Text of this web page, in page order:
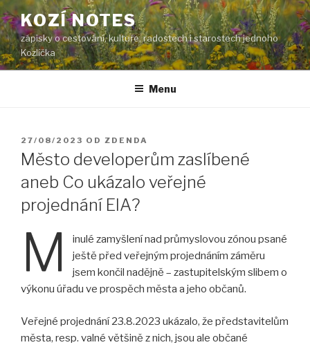
Přejít
k
obsahu
webu
KOZÍ NOTES
zápisky o cestování, kultuře, radostech i starostech jednoho
Kozlíčka
Menu
PUBLIKOVÁNO
27/08/2023 OD ZDENDA
Město developerům zaslíbené
aneb Co ukázalo veřejné
projednání EIA?
M
inulé zamyšlení nad průmyslovou zónou psané
ještě před veřejným projednáním záměru
jsem končil nadějně – zastupitelským slibem o
výkonu úřadu ve prospěch města a jeho občanů.
Veřejné projednání 23.8.2023 ukázalo, že představitelům
města, resp. valné většině z nich, jsou ale občané